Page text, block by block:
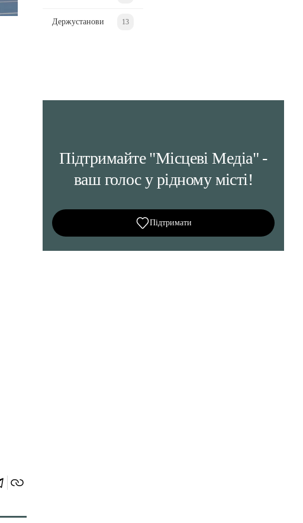
Держустанови 13
Підтримайте "Місцеві Медіа" -
ваш голос у рідному місті!
Підтримати